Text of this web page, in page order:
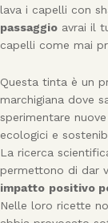
lava i capelli con
passaggio avrai il
capelli come mai
Questa tinta è un
marchigiana dove
sperimentare
ecologici e
La ricerca
permettono di dar
impatto positivo
Nelle loro ricette